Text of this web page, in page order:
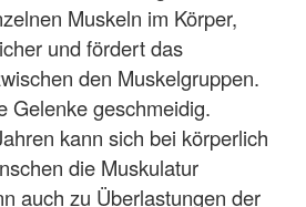
oben
im DRK Ortsverein
Weg 2.
der Gemeinde
HH-Jenfeld
des o.a. Bereichs
angefangene halbe
Muskeln im Körper,
und fördert das
den Muskelgruppen.
Gelenke geschmeidig.
kann sich bei körperlich
die Muskulatur
auch zu Überlastungen der